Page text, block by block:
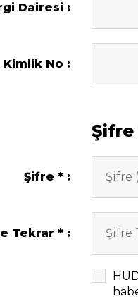
Dairesi
Kimlik No
Şifre
Şifre
Tekrar